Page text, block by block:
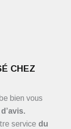
CHEZ
bien vous
service du